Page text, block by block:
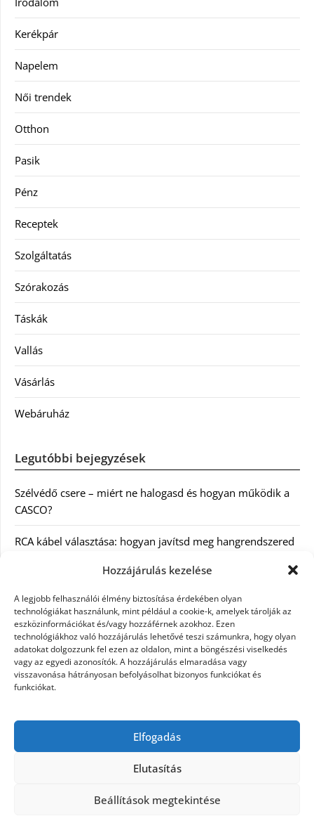
Hozzájárulás kezelése
A legjobb felhasználói élmény biztosítása érdekében olyan
technológiákat használunk, mint például a cookie-k, amelyek tárolják az
eszközinformációkat és/vagy hozzáférnek azokhoz. Ezen
technológiákhoz való hozzájárulás lehetővé teszi számunkra, hogy olyan
adatokat dolgozzunk fel ezen az oldalon, mint a böngészési viselkedés
vagy az egyedi azonosítók. A hozzájárulás elmaradása vagy
visszavonása hátrányosan befolyásolhat bizonyos funkciókat és
funkciókat.
Elfogadás
Elutasítás
Beállítások megtekintése
Kerékpár
Napelem
Női trendek
Otthon
Pasik
Pénz
Receptek
Szolgáltatás
Szórakozás
Táskák
Vallás
Vásárlás
Webáruház
Legutóbbi bejegyzések
Szélvédő csere – miért ne halogasd és hogyan működik a
CASCO?
RCA kábel választása: hogyan javítsd meg hangrendszered
Magyarországon: milyen jogi szabályozásra kell figyelni?
Akciós külföldi nyaralás 2026-ban előfoglalással: mit
ellenőrizz az ár mellett?
A Kassai Irodaház modern munkakörnyezetet biztosít